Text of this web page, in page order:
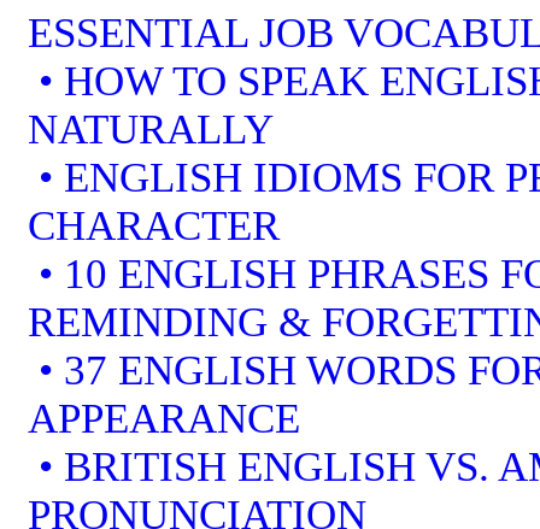
ESSENTIAL JOB
• HOW TO SPEAK
NATURALLY
• ENGLISH IDIOMS FOR
CHARACTER
• 10 ENGLISH PHRASES
REMINDING &
• 37 ENGLISH WORDS
APPEARANCE
• BRITISH ENGLISH VS.
PRONUNCIATION